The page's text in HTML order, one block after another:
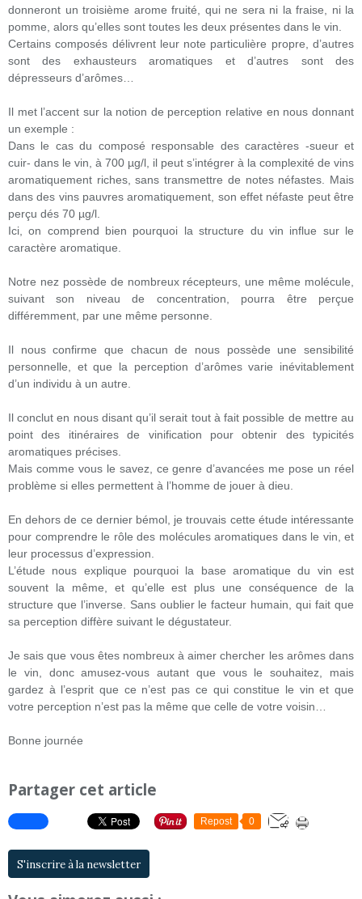
donneront un troisième arome fruité, qui ne sera ni la fraise, ni la
pomme, alors qu’elles sont toutes les deux présentes dans le vin.
Certains composés délivrent leur note particulière propre, d’autres
sont des exhausteurs aromatiques et d’autres sont des
dépresseurs d’arômes…
Il met l’accent sur la notion de perception relative en nous donnant
un exemple :
Dans le cas du composé responsable des caractères -sueur et
cuir- dans le vin, à 700 µg/l, il peut s’intégrer à la complexité de vins
aromatiquement riches, sans transmettre de notes néfastes. Mais
dans des vins pauvres aromatiquement, son effet néfaste peut être
perçu dés 70 µg/l.
Ici, on comprend bien pourquoi la structure du vin influe sur le
caractère aromatique.
Notre nez possède de nombreux récepteurs, une même molécule,
suivant son niveau de concentration, pourra être perçue
différemment, par une même personne.
Il nous confirme que chacun de nous possède une sensibilité
personnelle, et que la perception d’arômes varie inévitablement
d’un individu à un autre.
Il conclut en nous disant qu’il serait tout à fait possible de mettre au
point des itinéraires de vinification pour obtenir des typicités
aromatiques précises.
Mais comme vous le savez, ce genre d’avancées me pose un réel
problème si elles permettent à l’homme de jouer à dieu.
En dehors de ce dernier bémol, je trouvais cette étude intéressante
pour comprendre le rôle des molécules aromatiques dans le vin, et
leur processus d’expression.
L’étude nous explique pourquoi la base aromatique du vin est
souvent la même, et qu’elle est plus une conséquence de la
structure que l’inverse. Sans oublier le facteur humain, qui fait que
sa perception diffère suivant le dégustateur.
Je sais que vous êtes nombreux à aimer chercher les arômes dans
le vin, donc amusez-vous autant que vous le souhaitez, mais
gardez à l’esprit que ce n’est pas ce qui constitue le vin et que
votre perception n’est pas la même que celle de votre voisin…
Bonne journée
Partager cet article
Repost 0
S'inscrire à la newsletter